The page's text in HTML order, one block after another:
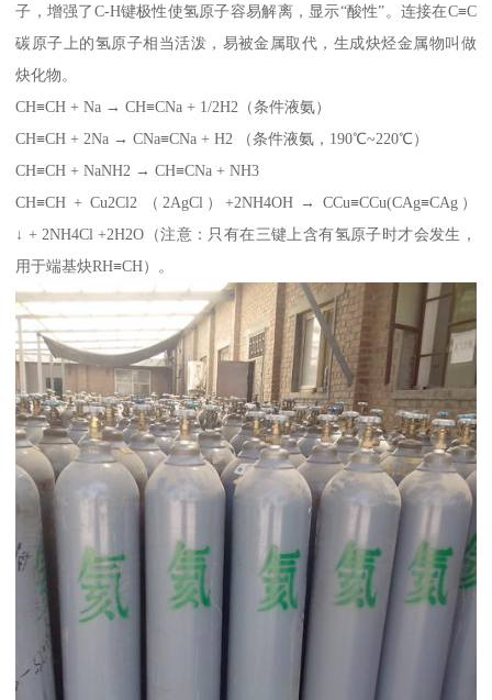
子，增强了C-H键极性使氢原子容易解离，显示“酸性”。连接在C≡C
碳原子上的氢原子相当活泼，易被金属取代，生成炔烃金属物叫做
炔化物。
CH≡CH + Na → CH≡CNa + 1/2H2（条件液氨）
CH≡CH + 2Na → CNa≡CNa + H2 （条件液氨，190℃~220℃）
CH≡CH + NaNH2 → CH≡CNa + NH3
CH≡CH + Cu2Cl2 （2AgCl）+2NH4OH → CCu≡CCu(CAg≡CAg）
↓ + 2NH4Cl +2H2O（注意：只有在三键上含有氢原子时才会发生，
用于端基炔RH≡CH）。